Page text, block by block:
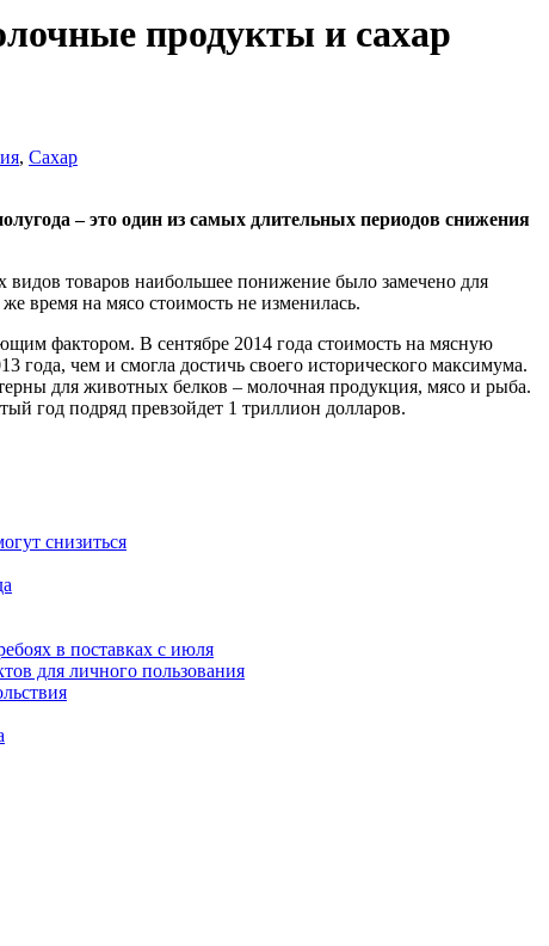
продукты и сахар
, Сахар
– это один из самых длительных периодов снижения
видов товаров наибольшее понижение было замечено для
время на мясо стоимость не изменилась.
фактором. В сентябре 2014 года стоимость на мясную
чем и смогла достичь своего исторического максимума.
для животных белков – молочная продукция, мясо и рыба.
год подряд превзойдет 1 тpиллион долларов.
снизиться
в поставках с июля
для личного пользования